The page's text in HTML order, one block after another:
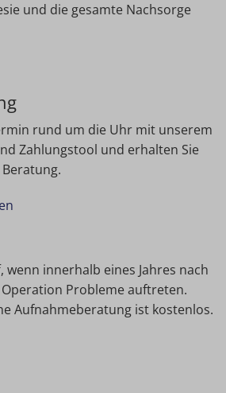
und die gesamte Nachsorge
rund um die Uhr mit unserem
Zahlungstool und erhalten Sie
wenn innerhalb eines Jahres nach
Probleme auftreten.
Aufnahmeberatung ist kostenlos.